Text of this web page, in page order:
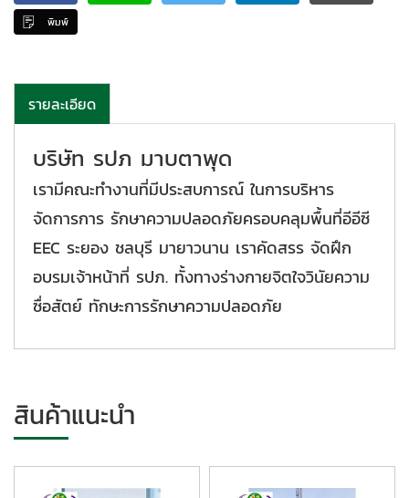
พิมพ์
รายละเอียด
บริษัท รปภ มาบตาพุด
เรามีคณะทำงานที่มีประสบการณ์ ในการบริหาร
จัดการการ รักษาความปลอดภัยครอบคลุมพื้นที่อีอีซี
EEC ระยอง ชลบุรี มายาวนาน เราคัดสรร จัดฝึก
อบรมเจ้าหน้าที่ รปภ. ทั้งทางร่างกายจิตใจวินัยความ
ซื่อสัตย์ ทักษะการรักษาความปลอดภัย
สินค้าแนะนำ